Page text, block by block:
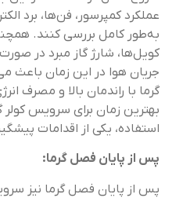
عملکرد کمپرسور، فن‌ها، برد
به‌طور کامل بررسی کنند.
کویل‌ها، شارژ گاز مبرد در
جریان هوا در این زمان باعث
گرما با راندمان بالا و مصرف
بهترین زمان برای سرویس
استفاده، یکی از اقدامات
پس از پایان فصل گرما:
پس از پایان فصل گرما نیز